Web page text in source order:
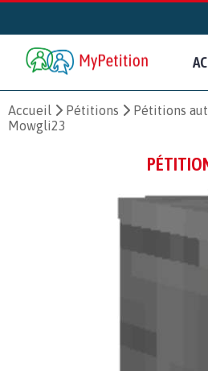
Accueil Pétitions Pétitions
Mowgli23